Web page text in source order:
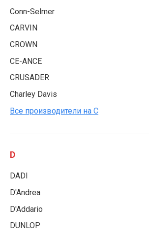
Conn-Selmer
CARVIN
CROWN
CE-ANCE
CRUSADER
Charley Davis
Все производители на C
D
DADI
D'Andrea
D'Addario
DUNLOP